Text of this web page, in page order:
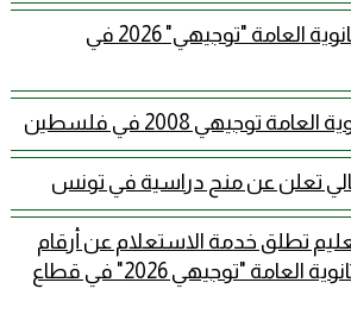
بالأسماء نتائج الثانوية العامة "توجيهي" 2026 في
توجيهي 2008 في فلسطين
تعلن عن منح دراسية في تونس
تطلق خدمة الاستعلام عن أرقام
الجلوس لطلبة الثانوية العامة "توجيهي 2026" في قطاع